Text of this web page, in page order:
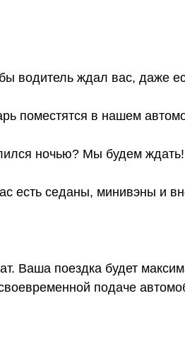
водитель ждал вас, даже
поместятся в нашем
ночью? Мы будем ждать!
есть седаны, минивэны и
Ваша поездка будет
подаче